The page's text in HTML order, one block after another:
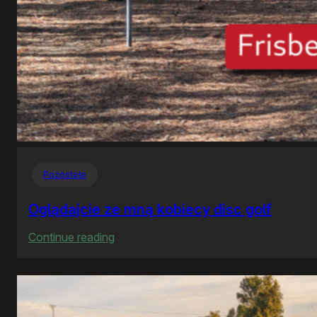
Pozostałe
Oglądajcie ze mną kobiecy disc golf
Continue reading
ze
kobiecy